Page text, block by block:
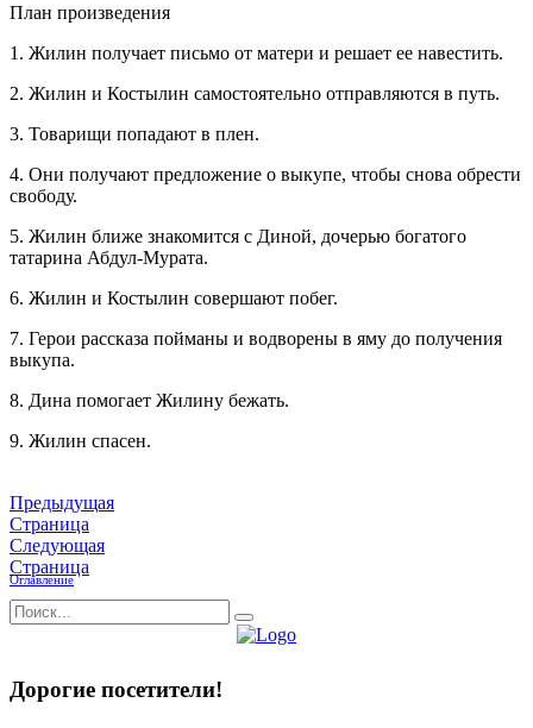
План произведения
1. Жилин получает письмо от матери и решает ее навестить.
2. Жилин и Костылин самостоятельно отправляются в путь.
3. Товарищи попадают в плен.
4. Они получают предложение о выкупе, чтобы снова обрести
свободу.
5. Жилин ближе знакомится с Диной, дочерью богатого
татарина Абдул-Мурата.
6. Жилин и Костылин совершают побег.
7. Герои рассказа пойманы и водворены в яму до получения
выкупа.
8. Дина помогает Жилину бежать.
9. Жилин спасен.
Предыдущая
Страница
Следующая
Страница
Оглавление
Дорогие посетители!